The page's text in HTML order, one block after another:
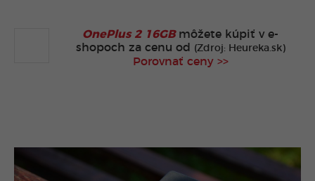
OnePlus 2 16GBmôžete kúpiť v e-
shopoch za cenu od
(Zdroj: Heureka.sk)
Porovnať ceny >>